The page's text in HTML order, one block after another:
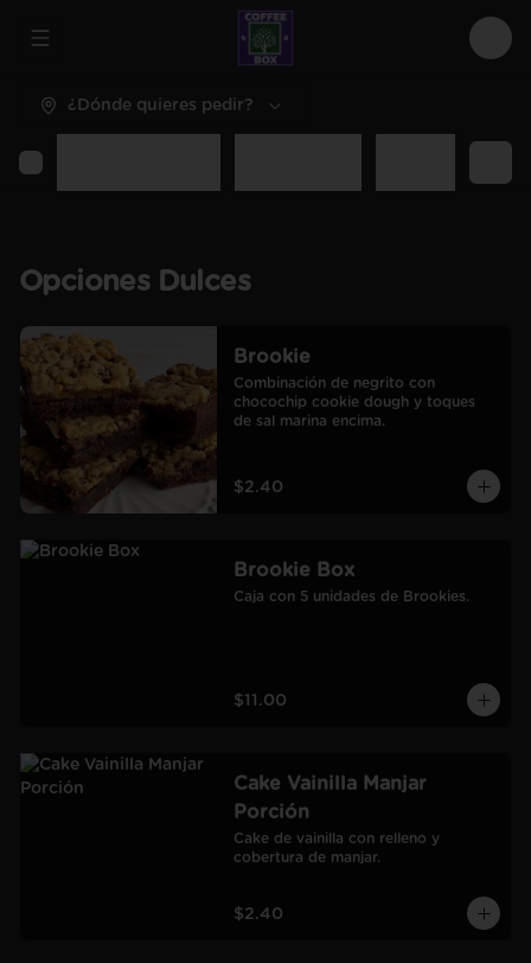
Abrir menu de navegación
¿Dónde quieres pedir?
Opciones Dulces
Brookie
Combinación de negrito con
chocochip cookie dough y toques
de sal marina encima.
$2.40
Brookie Box
Caja con 5 unidades de Brookies.
$11.00
Cake Vainilla Manjar
Porción
Cake de vainilla con relleno y
cobertura de manjar.
$2.40